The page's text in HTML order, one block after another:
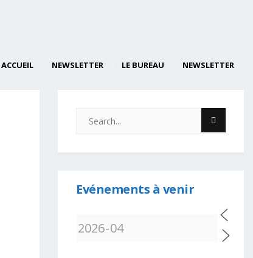
ACCUEIL NEWSLETTER LE BUREAU NEWSLETTER
Evénements à venir